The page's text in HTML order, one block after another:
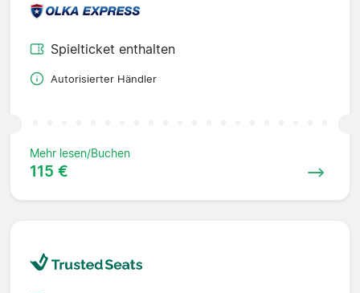
Spielticket enthalten
Autorisierter Händler
Mehr lesen/Buchen
115 €